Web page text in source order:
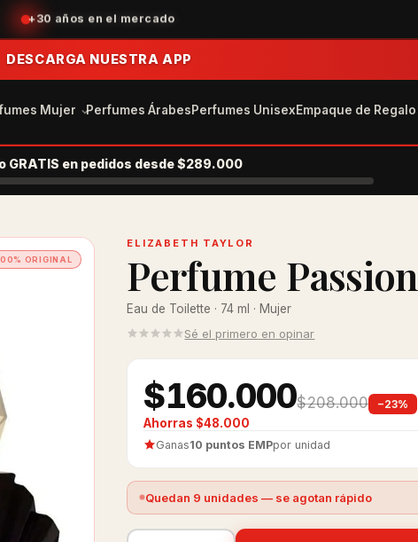
+30 años en el mercado
DESCARGA NUESTRA APP
Mujer Perfumes ÁrabesPerfumes UnisexEmpaque de Regalo
GRATIS en pedidos desde $289.000
ORIGINAL
ELIZABETH TAYLOR
Perfume Passion
Eau de Toilette · 74 ml · Mujer
Sé el primero en opinar
$160.000$208.000 −23%
Ahorras $48.000
Ganas10 puntos EMPpor unidad
Quedan 9 unidades — se agotan rápido